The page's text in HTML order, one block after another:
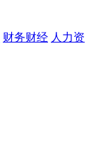
财务财经 人力资